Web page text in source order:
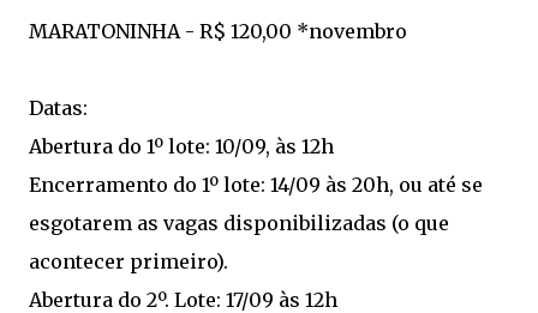
MARATONINHA - R$ 120,00 *novembro
Datas:
Abertura do 1º lote: 10/09, às 12h
Encerramento do 1º lote: 14/09 às 20h, ou até se
esgotarem as vagas disponibilizadas (o que
acontecer primeiro).
Abertura do 2º. Lote: 17/09 às 12h